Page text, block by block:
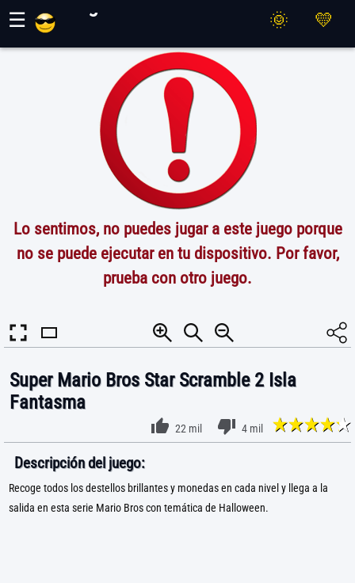
☰
Lo sentimos, no puedes jugar a este juego porque
no se puede ejecutar en tu dispositivo. Por favor,
prueba con otro juego.
Super Mario Bros Star Scramble 2 Isla
Fantasma
22 mil 4 mil
Descripción del juego:
Recoge todos los destellos brillantes y monedas en cada nivel y llega a la
salida en esta serie Mario Bros con temática de Halloween.